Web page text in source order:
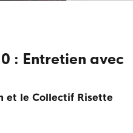
: Entretien avec
et le Collectif Risette